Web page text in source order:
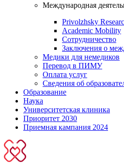
Международная
Privolzhsky
Academic Mobility
Сотрудничество
Заключения о
Медики для немедиков
Перевод в ПИМУ
Оплата услуг
Сведения об
Образование
Наука
Университетская клиника
Приоритет 2030
Приемная кампания 2024